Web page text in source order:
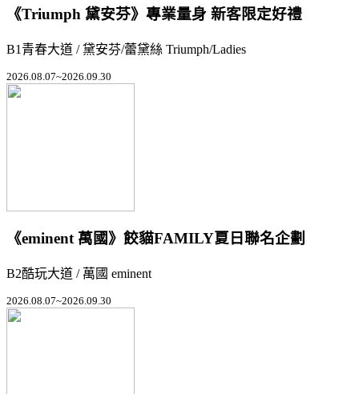
《Triumph 黛安芬》專業量身 新客限定好禮
B1青春大道 / 黛安芬/蕾黛絲 Triumph/Ladies
2026.08.07~2026.09.30
《eminent 萬國》餃貓FAMILY夏日聯名企劃
B2酷玩大道 / 萬國 eminent
2026.08.07~2026.09.30